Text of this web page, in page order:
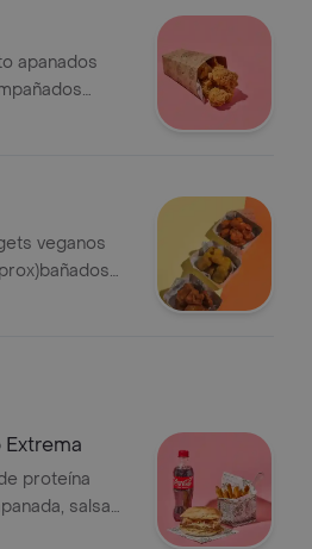
apanados
veganos
o Búfalo
proteína
salsa
queso